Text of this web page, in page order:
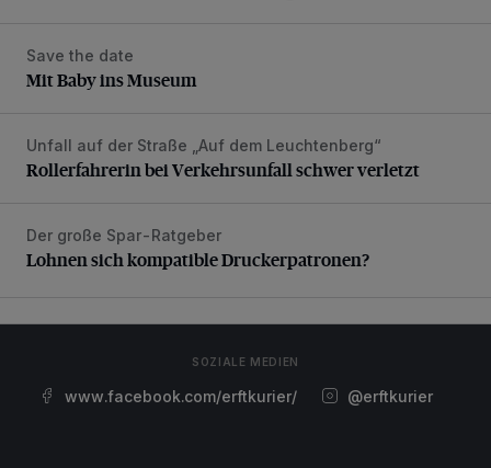
Mit Baby ins Museum
Save the date
Mit Baby ins Museum
Rollerfahrerin bei Verkehrsunfall schwer verletzt
Unfall auf der Straße „Auf dem Leuchtenberg“
Rollerfahrerin bei Verkehrsunfall schwer verletzt
Lohnen sich kompatible Druckerpatronen?
Der große Spar-Ratgeber
Lohnen sich kompatible Druckerpatronen?
SOZIALE MEDIEN
www.facebook.com/erftkurier/ @erftkurier